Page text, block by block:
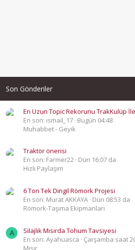
Son Gönderiler
En Uzun Topic Rekorunu TrakKulüp İle
En son: ismail_17 Bugün 04:48
Muhabbet - Geyik
Traktör önerisi
En son: Farmer22 Dün 16:07 da
Hızlı Paylaşım
6 Ton Tek Dingil Römork Projesi
En son: Murat AKKAYA Dün 08:53 da
Römork-Taşıma Ekipmanları
A
Silajlık Mısırda Tohum Tavsiyesi
En son: Ayahuasca
Çarşamba saat
Mısır